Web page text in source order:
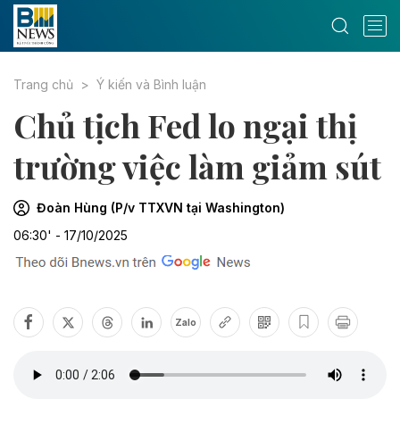
Trang chủ Ý kiến và Bình luận
Chủ tịch Fed lo ngại thị
trường việc làm giảm sút
Đoàn Hùng (P/v TTXVN tại Washington)
06:30' - 17/10/2025
Zalo